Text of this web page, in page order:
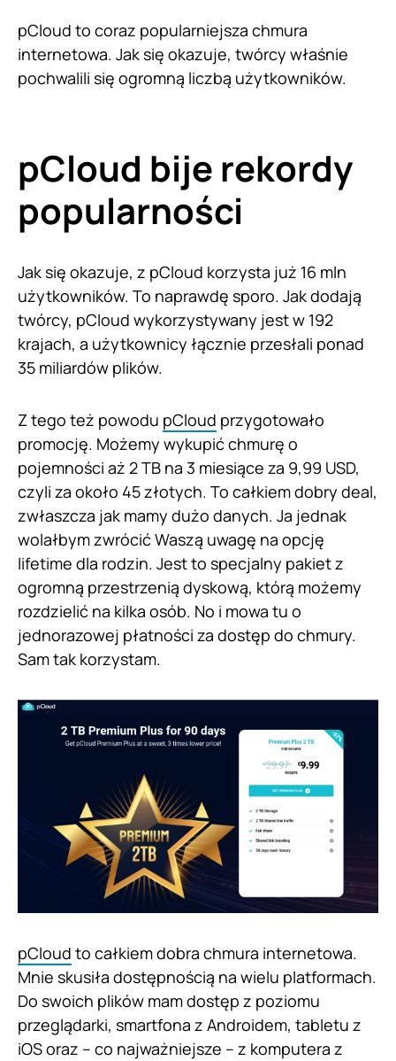
pCloud to coraz popularniejsza chmura
internetowa. Jak się okazuje, twórcy właśnie
pochwalili się ogromną liczbą użytkowników.
pCloud bije rekordy
popularności
Jak się okazuje, z pCloud korzysta już 16 mln
użytkowników. To naprawdę sporo. Jak dodają
twórcy, pCloud wykorzystywany jest w 192
krajach, a użytkownicy łącznie przesłali ponad
35 miliardów plików.
Z tego też powodu pCloud przygotowało
promocję. Możemy wykupić chmurę o
pojemności aż 2 TB na 3 miesiące za 9,99 USD,
czyli za około 45 złotych. To całkiem dobry deal,
zwłaszcza jak mamy dużo danych. Ja jednak
wolałbym zwrócić Waszą uwagę na opcję
lifetime dla rodzin. Jest to specjalny pakiet z
ogromną przestrzenią dyskową, którą możemy
rozdzielić na kilka osób. No i mowa tu o
jednorazowej płatności za dostęp do chmury.
Sam tak korzystam.
pCloud to całkiem dobra chmura internetowa.
Mnie skusiła dostępnością na wielu platformach.
Do swoich plików mam dostęp z poziomu
przeglądarki, smartfona z Androidem, tabletu z
iOS oraz – co najważniejsze – z komputera z